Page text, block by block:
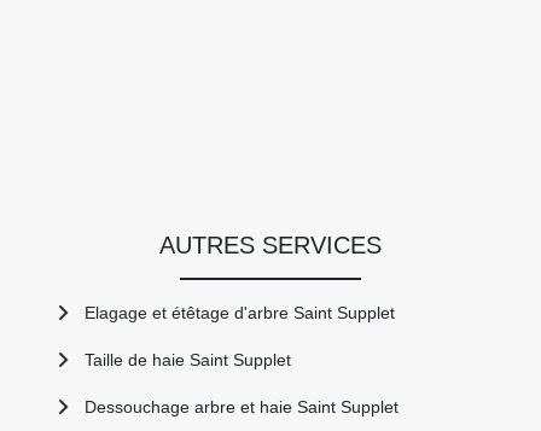
AUTRES SERVICES
Elagage et étêtage d'arbre Saint Supplet
Taille de haie Saint Supplet
Dessouchage arbre et haie Saint Supplet